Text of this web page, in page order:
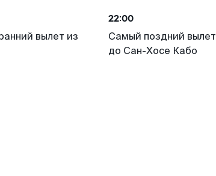
вылет из
22:00
Самый поздний вылет
до Сан-Хосе Кабо